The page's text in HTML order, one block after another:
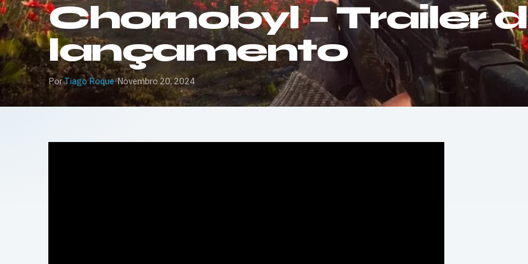
Chornobyl – Trailer
lançamento
PorTiago Roque·Novembro 20, 2024